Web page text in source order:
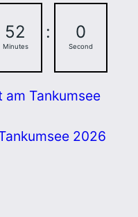
51
Minutes
: 59
Seconds
Tankumsee
2026